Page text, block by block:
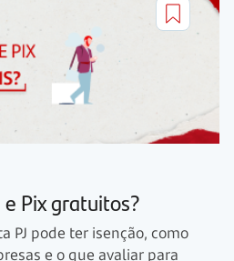
Pix gratuitos?
PJ pode ter isenção, como
e o que avaliar para